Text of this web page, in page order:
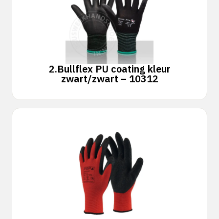
2.Bullflex PU coating kleur
zwart/zwart – 10312